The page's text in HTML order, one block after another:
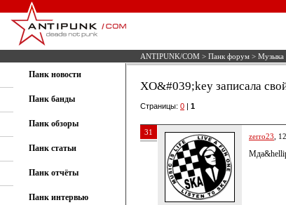
ANTIPUNK/COM > Панк форум > Музыка
Панк новости
Панк банды
Панк обзоры
Панк статьи
Панк отчёты
Панк интервью
XO&#039;key записала
Страницы: 0 | 1
31 zerro23 ,